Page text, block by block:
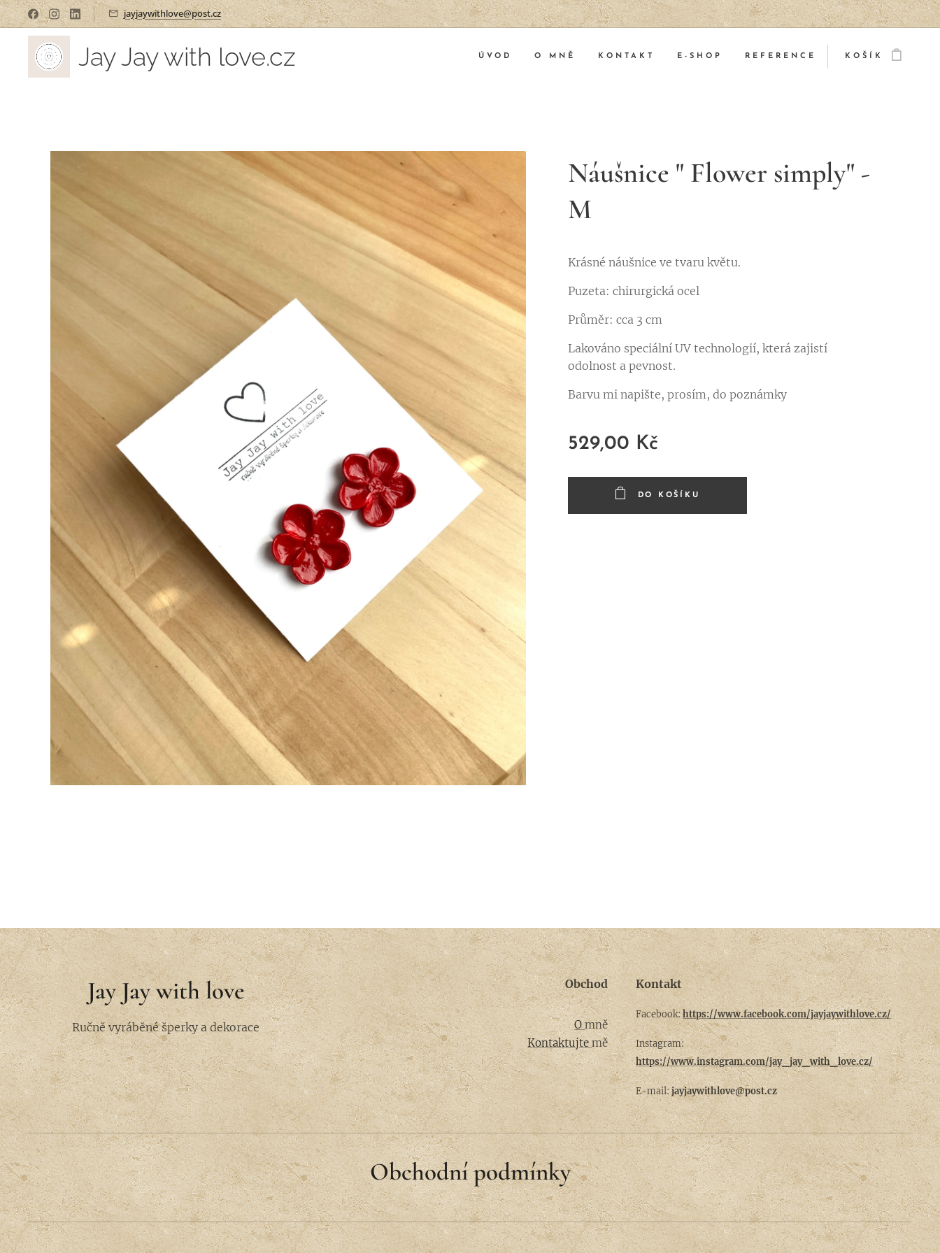
jayjaywithlove@post.cz
Jay Jay with love.cz ÚVOD O MNĚ KONTAKT E-SHOP REFERENCE KOŠÍK
Náušnice " Flower simply" -
M
Krásné náušnice ve tvaru květu.
Puzeta: chirurgická ocel
Průměr: cca 3 cm
Lakováno speciální UV technologií, která zajistí
odolnost a pevnost.
Barvu mi napište, prosím, do poznámky ♥
529,00 Kč
DO KOŠÍKU
Jay Jay with love
Ručně vyráběné šperky a dekorace
Obchod
Omně
Kontaktujtemě
Kontakt
Facebook:https://www.facebook.com/jayjaywithlove.cz/
Instagram:
https://www.instagram.com/jay_jay_with_love.cz/
E-mail:jayjaywithlove@post.cz
Obchodní podmínky